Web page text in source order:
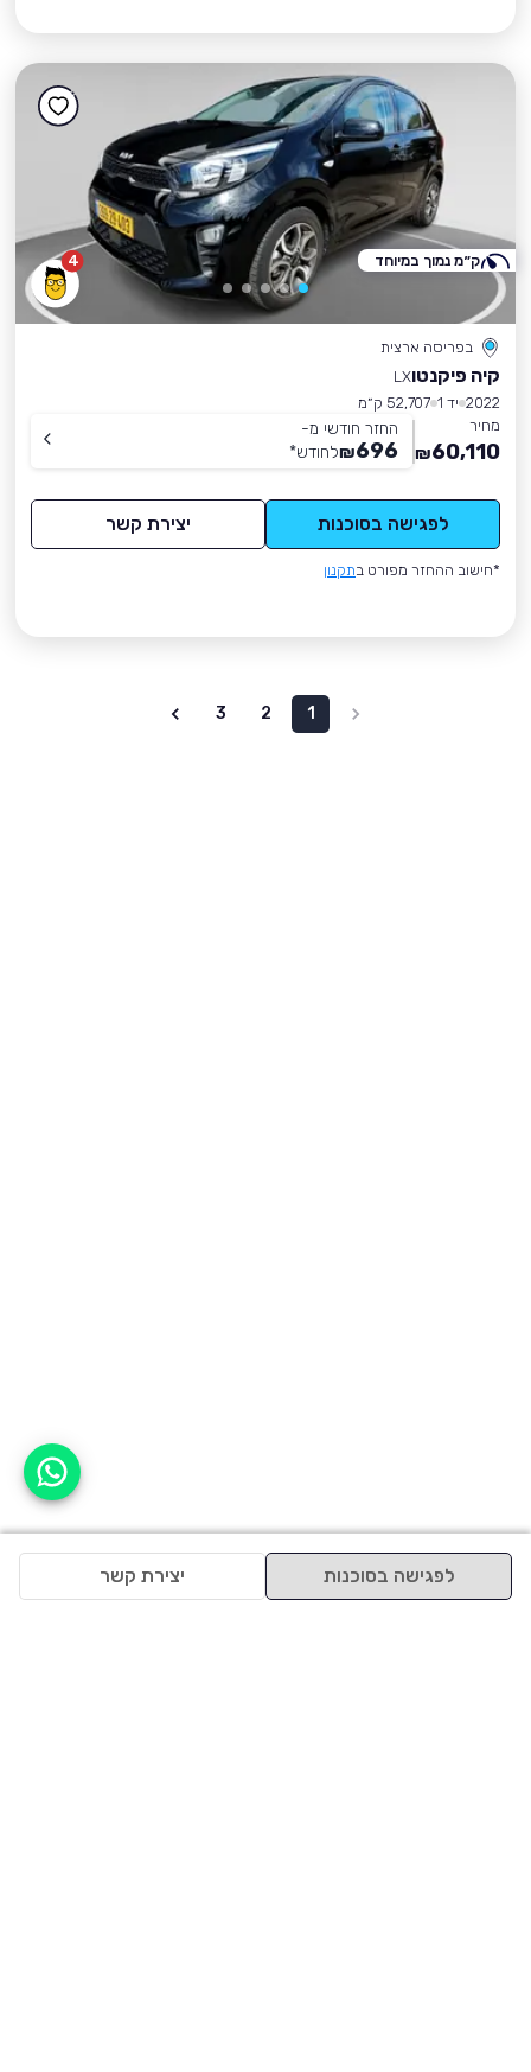
4
בפריסה ארצית
קיה פיקנטוLX
2022 יד 1
52,707 ק״מ
מחיר
60,110
₪
החזר חודשי מ-
696
₪לחודש*
לפגישה בסוכנות יצירת קשר
*חישוב ההחזר מפורט בתקנון
ק״מ נמוך במיוחד
1
2
3
לפגישה בסוכנות יצירת קשר
אפשר לעזור?